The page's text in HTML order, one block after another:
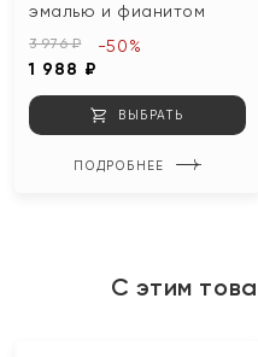
эмалью и фианитом
3 976 ₽
1 988 ₽
-50%
ВЫБРАТЬ
ПОДРОБНЕЕ
С этим